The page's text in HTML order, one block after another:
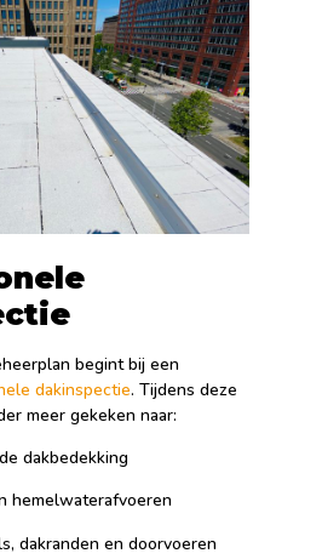
begint bij een
dakinspectie. Tijdens deze
meer gekeken naar:
dakbedekking
hemelwaterafvoeren
dakranden en doorvoeren